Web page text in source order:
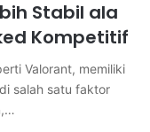
Stabil ala
Kompetitif
Valorant, memiliki
salah satu faktor